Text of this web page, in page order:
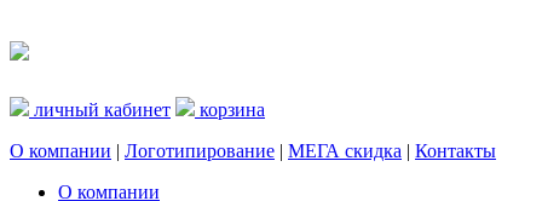
личный кабинет
корзина
О компании | Логотипирование | МЕГА скидка | Контакты
О компании